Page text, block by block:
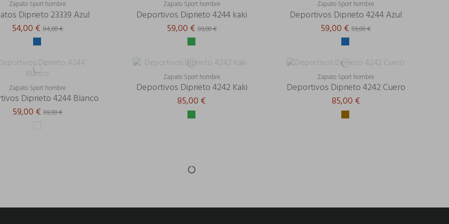
Zapato Sport hombre
Diprieto 23339 Azul
54,00 €84,00 €
Zapato Sport hombre
Deportivos Diprieto 4244 kaki
59,00 € 89,00 €
Zapato Sport hombre
Deportivos Diprieto 4244 Azul
59,00 €89,00 €
Zapato Sport hombre
Diprieto 4244 Blanco
59,00 €89,00 €
Zapato Sport hombre
Deportivos Diprieto 4242 Kaki
85,00 €
Zapato Sport hombre
Deportivos Diprieto 4242 Cuero
85,00 €